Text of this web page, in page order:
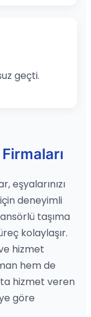
geçti.
eşyalarınızı
deneyimli
taşıma
kolaylaşır.
hizmet
hem de
hizmet veren
göre